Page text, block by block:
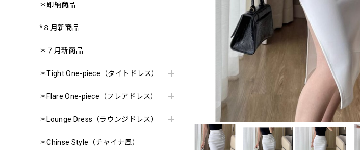
＊即納商品
*８月新商品
＊７月新商品
＊Tight One-piece（タイトドレス）
＊Flare One-piece（フレアドレス）
＊Lounge Dress（ラウンジドレス）
＊Chinse Style（チャイナ風）